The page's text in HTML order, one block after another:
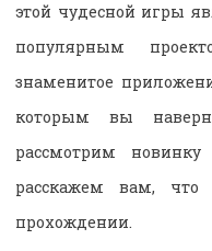
этой чудесной игры
популярным
знаменитое
которым вы
рассмотрим
расскажем вам,
прохождении.